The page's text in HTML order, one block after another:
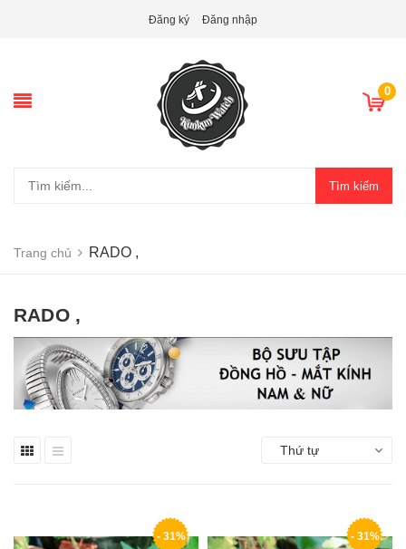
Đăng ký Đăng nhập
0
Tìm kiếm
Trang chủ RADO ,
RADO ,
Thứ tự
- 31% - 31%